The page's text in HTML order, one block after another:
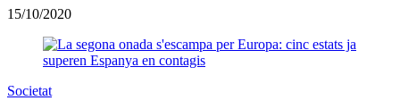
15/10/2020
Societat